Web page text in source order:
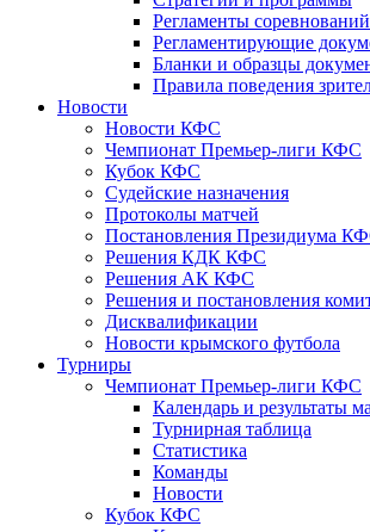
Регламенты
Регламентирующие
Бланки и образцы
Правила поведения
Новости
Новости КФС
Чемпионат Премьер-лиги КФС
Кубок КФС
Судейские назначения
Протоколы матчей
Постановления Президиума
Решения КДК КФС
Решения АК КФС
Решения и постановления
Дисквалификации
Новости крымского футбола
Турниры
Чемпионат Премьер-лиги КФС
Календарь и результаты
Турнирная таблица
Статистика
Команды
Новости
Кубок КФС